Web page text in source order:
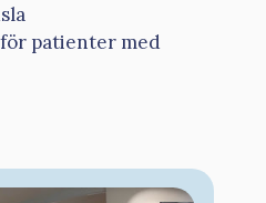
patienter med